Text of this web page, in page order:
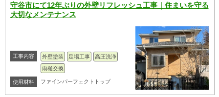
守谷市にて12年ぶりの外壁リフレッシュ工事｜住まいを守る
大切なメンテナンス
工事内容 外壁塗装 足場工事
高圧洗浄
雨樋交換
使用材料 ファインパーフェクトトップ